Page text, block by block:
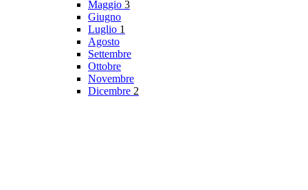
Maggio 3
Giugno
Luglio 1
Agosto
Settembre
Ottobre
Novembre
Dicembre 2